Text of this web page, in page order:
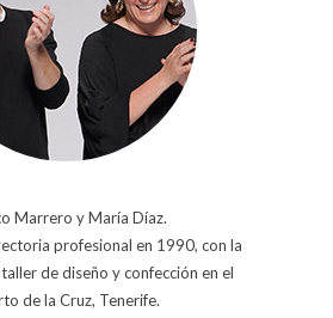
Marrero y María Díaz.
profesional en 1990, con la
de diseño y confección en el
de la Cruz, Tenerife.